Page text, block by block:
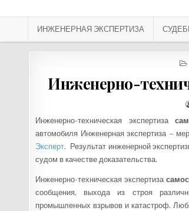
ИНЖЕНЕРНАЯ ЭКСПЕРТИЗА
Инженерно-
Инженерно-техническая экспертиза
автомобиля Инженерная экспертиза –
Эксперт. Результат инженерной
судом в качестве доказательства.
Инженерно-техническая экспертиза
сообщения, выхода из строя
промышленных взрывов и катастроф.